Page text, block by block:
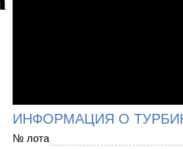
ИНФОРМАЦИЯ О
№ лота